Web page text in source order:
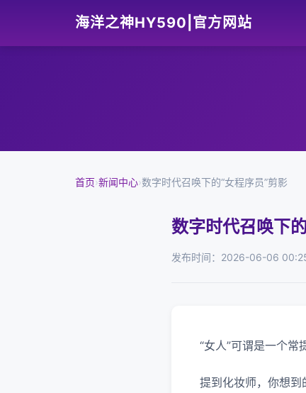
海洋之神HY590|官方网站
首页›新闻中心›数字时代召唤下的“女程序员”剪影
数字时代召唤下
发布时间：2026-06-06
“女人”可谓是一个常
提到化妆师，你想